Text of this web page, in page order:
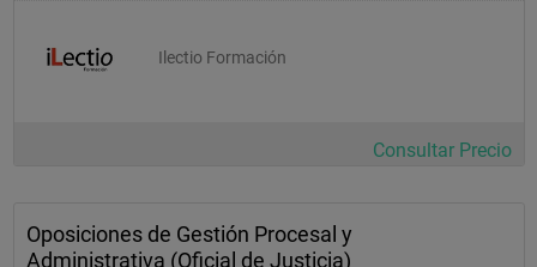
Ilectio Formación
Consultar Precio
Oposiciones de Gestión Procesal y
Administrativa (Oficial de Justicia)